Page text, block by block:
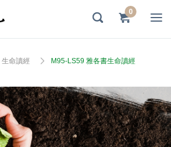
0
生命讀經 M95-LS59 雅各書生命讀經